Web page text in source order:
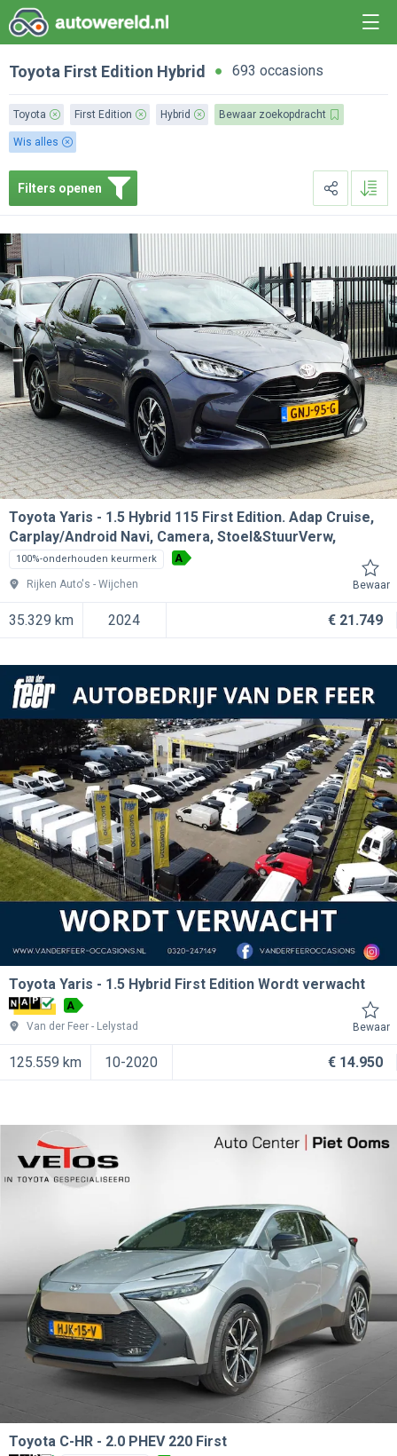
Toyota First Edition Hybrid 693 occasions
Toyota First Edition Hybrid Bewaar zoekopdracht
Wis alles
Filters openen
Toyota Yaris
1.5 Hybrid 115 First Edition. Adap Cruise,
Carplay/Android Navi, Camera, Stoel&StuurVerw,
100%-onderhouden keurmerk A
Rijken Auto's Wijchen Bewaar
35.329 km 2024 € 21.749
Toyota Yaris 1.5 Hybrid First Edition Wordt verwacht
A
Van der Feer
Lelystad Bewaar
125.559 km 10-2020 € 14.950
Toyota C-HR 2.0 PHEV 220 First